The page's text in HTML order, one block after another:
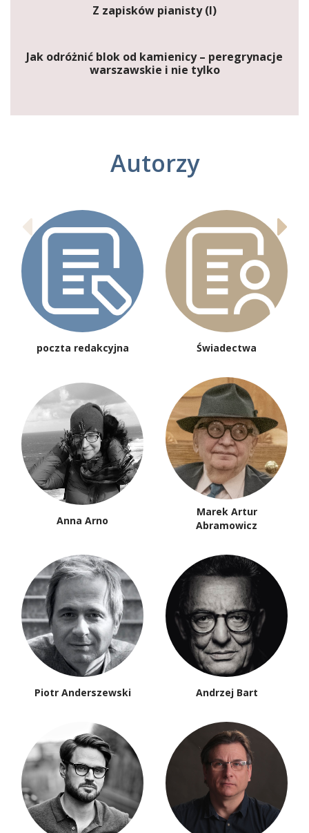
Z zapisków pianisty (I)
Jak odróżnić blok od kamienicy – peregrynacje
warszawskie i nie tylko
Autorzy
poczta redakcyjna Świadectwa
Anna Arno
Marek Artur
Abramowicz
Piotr Anderszewski Andrzej Bart